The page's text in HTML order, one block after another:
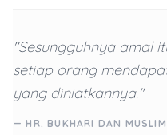
"Sesungguhnya amal
setiap orang
yang diniatkannya."
— HR. BUKHARI DAN MUSLIM